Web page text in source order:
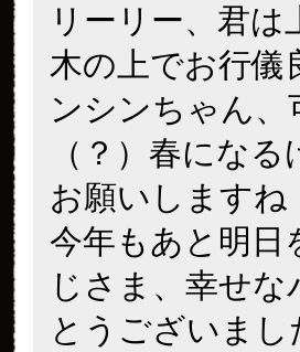
リーリー、君
木の上でお行儀
ンシンちゃん
（？）春にな
お願いしますね
今年もあと明日
じさま、幸せ
とうございまし